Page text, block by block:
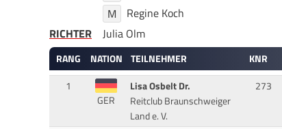
M
Regine Koch
RICHTER
Julia Olm
RANG NATION TEILNEHMER KNR
1
GER
Lisa Osbelt Dr.
Reitclub Braunschweiger
Land e. V.
273